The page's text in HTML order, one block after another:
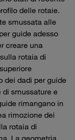
delle rotaie.
smussata alle
guide adesso
creare una
rotaia di
dei dadi per guide
di smussature e
rimangano in
rimozione dei
rotaia di
La geometria